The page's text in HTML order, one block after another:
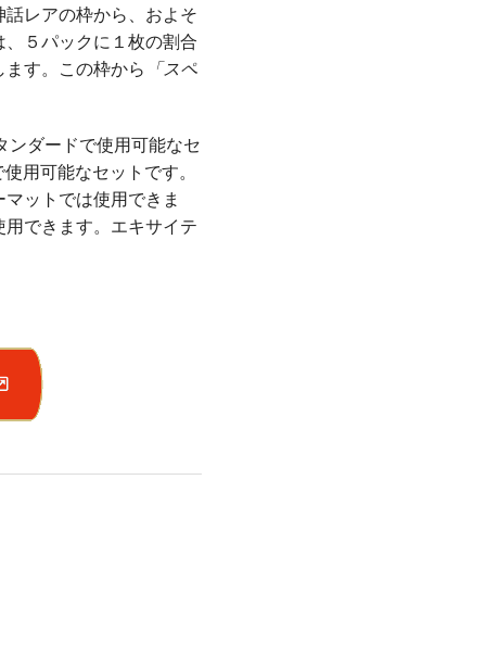
レアの枠から、およそ
５パックに１枚の割合
す。この枠から 「スペ
ンダードで使用可能なセ
用可能なセットです。
ットでは使用できま
できます。エキサイテ